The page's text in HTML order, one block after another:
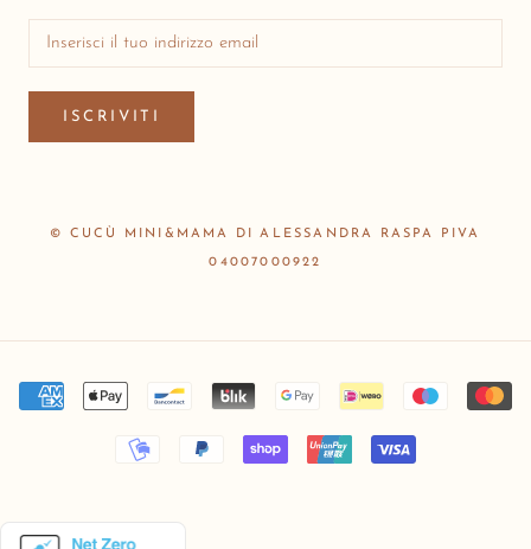
ISCRIVITI
© CUCÙ MINI&MAMA DI ALESSANDRA RASPA PIVA
04007000922